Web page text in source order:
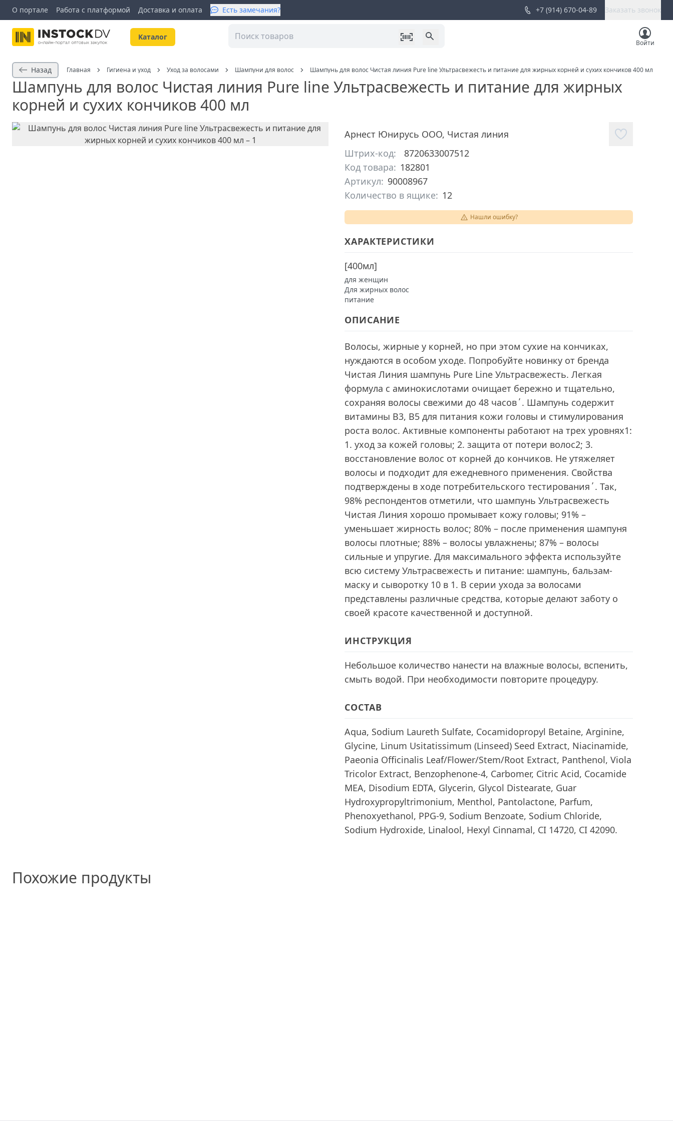
О портале Работа с платформой Доставка и оплата Есть замечания? +7 (914) 670-04-89 Заказать звонок
Kаталог
Войти
Назад Главная Гигиена и уход Уход за волосами Шампуни для волос Шампунь для волос Чистая линия Pure line Ультрасвежесть и питание для жирных корней и сухих кончиков 400 мл
Шампунь для волос Чистая линия Pure line Ультрасвежесть и питание для жирных
корней и сухих кончиков 400 мл
Арнест Юнирусь ООО, Чистая линия
Штрих-код:
8720633007512
Код товара: 182801
Артикул: 90008967
Количество в ящике: 12
Нашли ошибку?
ХАРАКТЕРИСТИКИ
[400мл]
для женщин
Для жирных волос
питание
ОПИСАНИЕ
Волосы, жирные у корней, но при этом сухие на кончиках,
нуждаются в особом уходе. Попробуйте новинку от бренда
Чистая Линия шампунь Pure Line Ультрасвежесть. Легкая
формула с аминокислотами очищает бережно и тщательно,
сохраняя волосы свежими до 48 часов´. Шампунь содержит
витамины В3, B5 для питания кожи головы и стимулирования
роста волос. Активные компоненты работают на трех уровнях1:
1. уход за кожей головы; 2. защита от потери волос2; 3.
восстановление волос от корней до кончиков. Не утяжеляет
волосы и подходит для ежедневного применения. Свойства
подтверждены в ходе потребительского тестирования´. Так,
98% респондентов отметили, что шампунь Ультрасвежесть
Чистая Линия хорошо промывает кожу головы; 91% –
уменьшает жирность волос; 80% – после применения шампуня
волосы плотные; 88% – волосы увлажнены; 87% – волосы
сильные и упругие. Для максимального эффекта используйте
всю систему Ультрасвежесть и питание: шампунь, бальзам-
маску и сыворотку 10 в 1. В серии ухода за волосами
представлены различные средства, которые делают заботу о
своей красоте качественной и доступной.
ИНСТРУКЦИЯ
Небольшое количество нанести на влажные волосы, вспенить,
смыть водой. При необходимости повторите процедуру.
СОСТАВ
Aqua, Sodium Laureth Sulfate, Cocamidopropyl Betaine, Arginine,
Glycine, Linum Usitatissimum (Linseed) Seed Extract, Niacinamide,
Paeonia Officinalis Leaf/Flower/Stem/Root Extract, Panthenol, Viola
Tricolor Extract, Benzophenone-4, Carbomer, Citric Acid, Cocamide
MEA, Disodium EDTA, Glycerin, Glycol Distearate, Guar
Hydroxypropyltrimonium, Menthol, Pantolactone, Parfum,
Phenoxyethanol, PPG-9, Sodium Benzoate, Sodium Chloride,
Sodium Hydroxide, Linalool, Hexyl Cinnamal, CI 14720, CI 42090.
Похожие продукты